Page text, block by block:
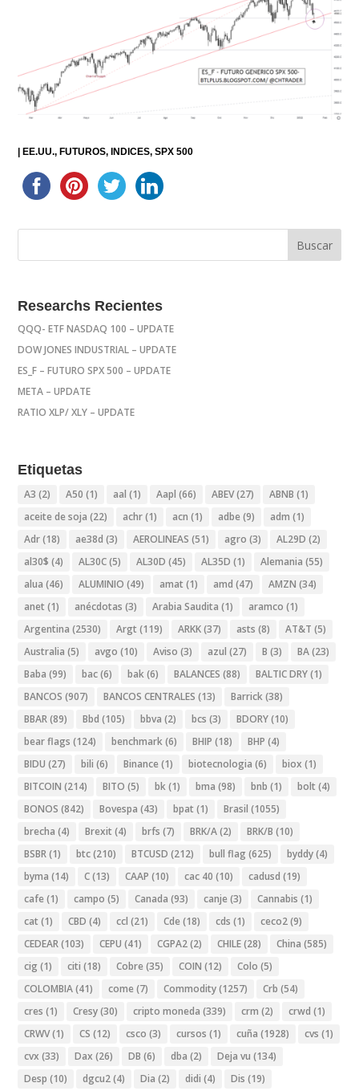
EE.UU. FUTUROS INDICES SPX 500
Researchs Recientes
QQQ- ETF NASDAQ 100 – UPDATE
DOW JONES INDUSTRIAL – UPDATE
ES_F – FUTURO SPX 500 – UPDATE
META – UPDATE
RATIO XLP/ XLY – UPDATE
Etiquetas
A3 (2) A50 (1) aal (1) Aapl (66) ABEV(27) ABNB (1)
aceite de soja (22) achr(1) acn (1) adbe (9) adm (1)
Adr(18) ae38d (3) AEROLINEAS (51) agro (3) AL29D (2)
al30$ (4) AL30C(5) AL30D (45) AL35D (1) Alemania (55)
alua (46) ALUMINIO (49) amat (1) amd (47) AMZN (34)
anet (1) anécdotas (3) Arabia Saudita (1) aramco (1)
Argentina (2530) Argt (119) ARKK(37) asts (8) AT&T (5)
Australia (5) avgo (10) Aviso (3) azul (27) B (3) BA(23)
Baba (99) bac(6) bak(6) BALANCES (88) BALTIC DRY(1)
BANCOS (907) BANCOS CENTRALES (13) Barrick(38)
BBAR(89) Bbd (105) bbva (2) bcs (3) BDORY(10)
bear flags (124) benchmark(6) BHIP (18) BHP (4)
BIDU (27) bili (6) Binance (1) biotecnologia (6) biox (1)
BITCOIN (214) BITO (5) bk(1) bma (98) bnb (1) bolt (4)
BONOS (842) Bovespa (43) bpat (1) Brasil (1055)
brecha (4) Brexit (4) brfs (7) BRK/A(2) BRK/B (10)
BSBR(1) btc(210) BTCUSD (212) bull flag (625) byddy(4)
byma (14) C(13) CAAP (10) cac 40 (10) cadusd (19)
cafe (1) campo (5) Canada (93) canje (3) Cannabis (1)
cat (1) CBD (4) ccl (21) Cde (18) cds (1) ceco2(9)
CEDEAR(103) CEPU (41) CGPA2(2) CHILE(28) China (585)
cig (1) citi (18) Cobre (35) COIN (12) Colo (5)
COLOMBIA(41) come (7) Commodity(1257) Crb (54)
cres (1) Cresy(30) cripto moneda (339) crm (2) crwd (1)
CRWV(1) CS (12) csco (3) cursos (1) cuña (1928) cvs (1)
cvx (33) Dax (26) DB (6) dba (2) Deja vu (134)
Desp (10) dgcu2(4) Dia (2) didi (4) Dis (19)